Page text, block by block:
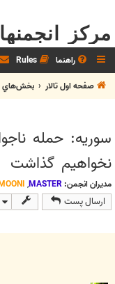
مرکز
راهنما Rules
صفحه اول تالار
بخش‌‌هاي
سوریه: حمله
نخواهیم گذاشت
مدیران انجمن: MASTER
,
ارسال پست